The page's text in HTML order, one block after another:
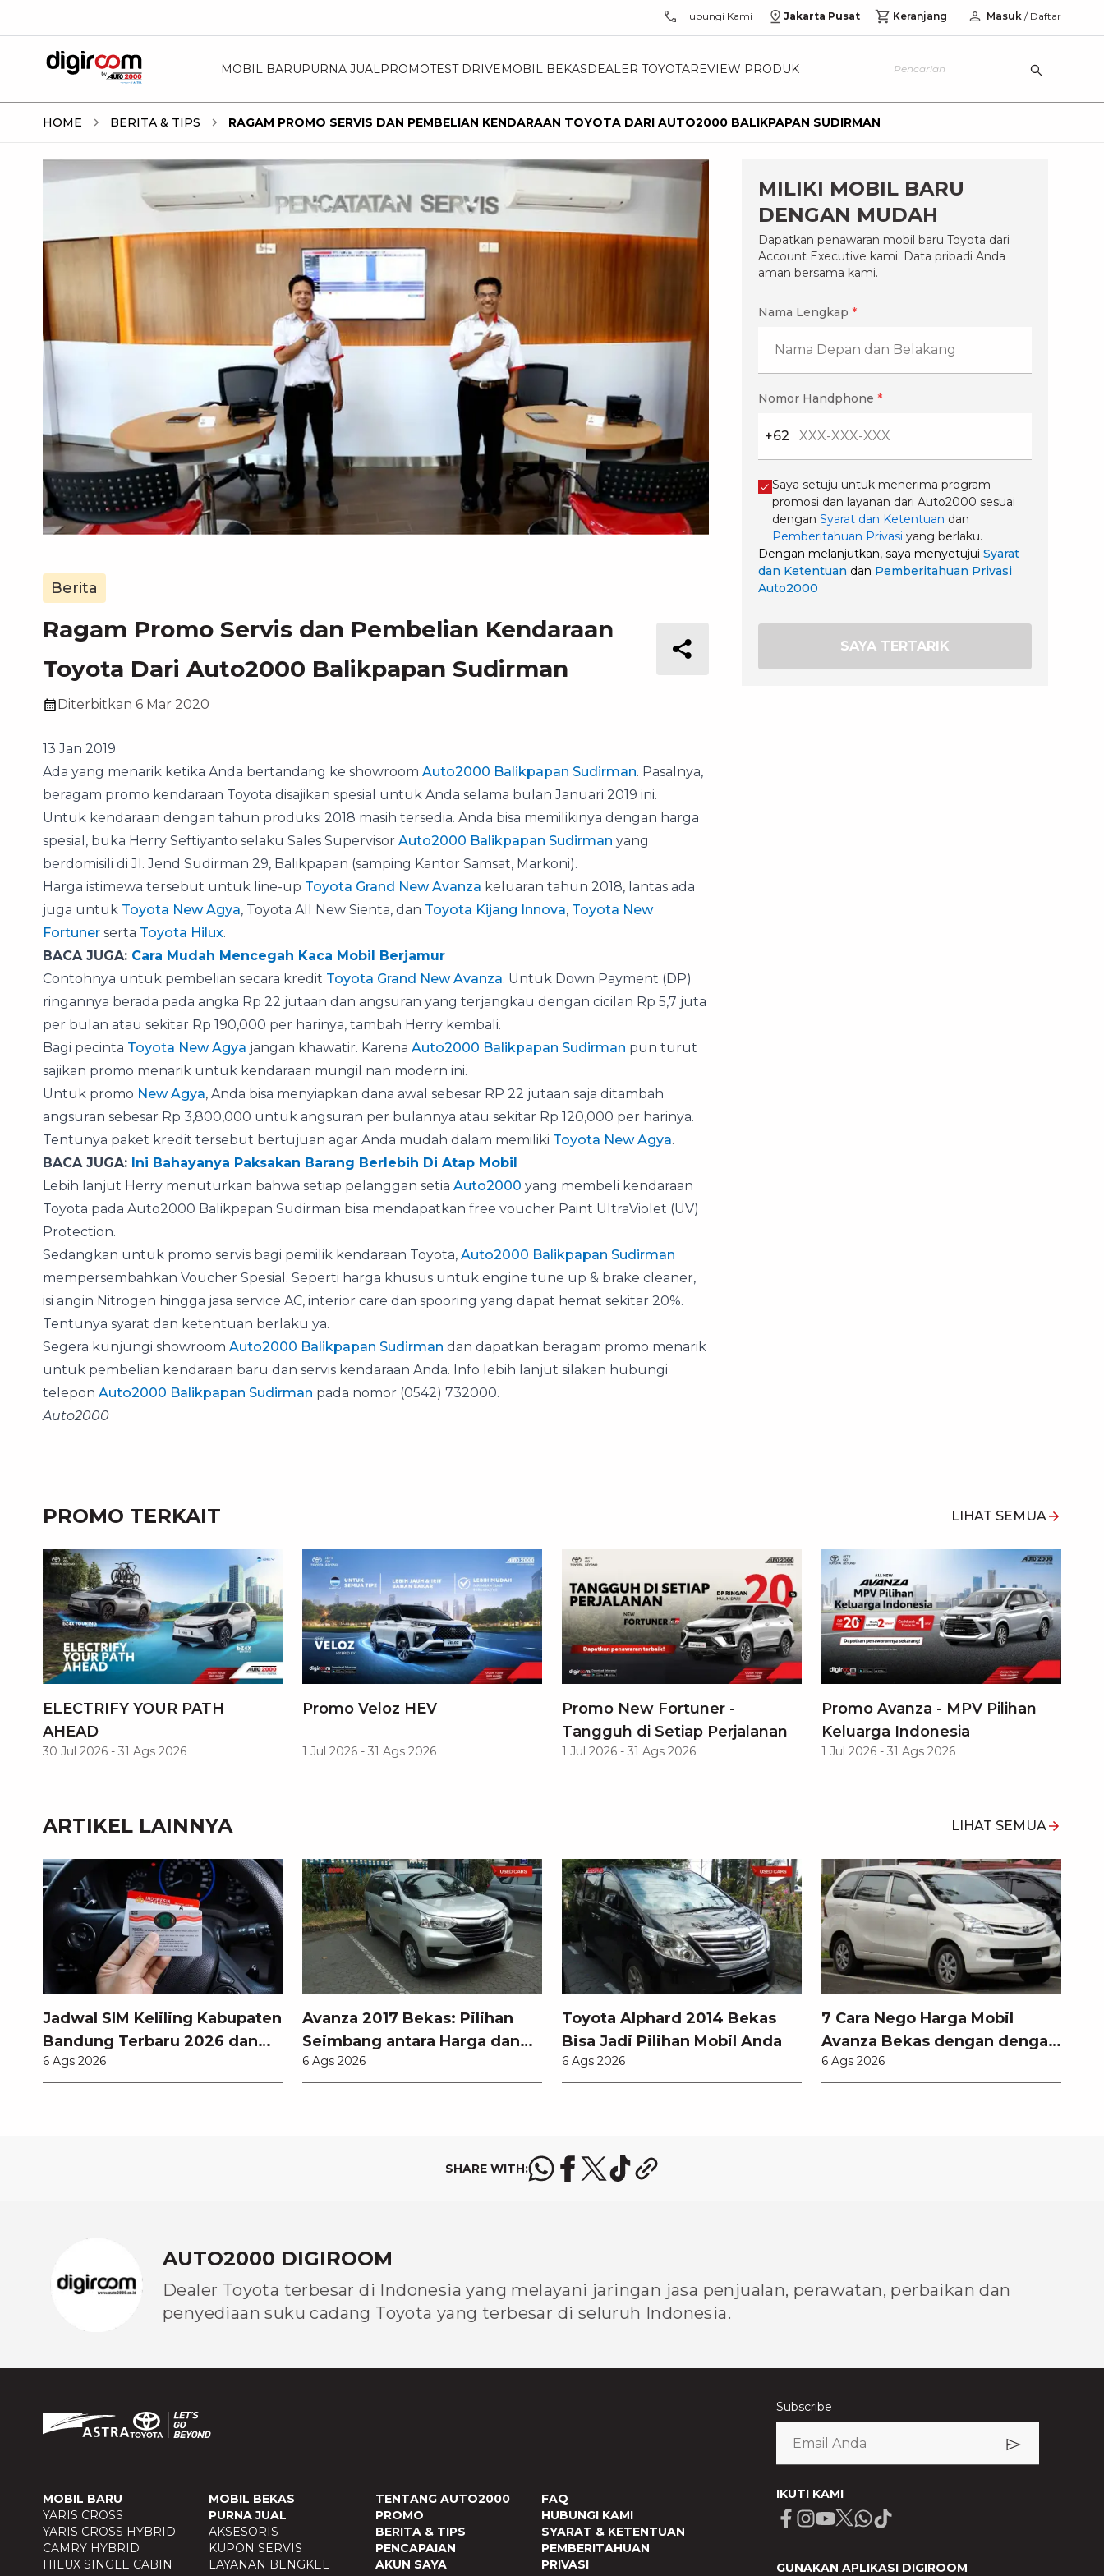
Hubungi Kami Jakarta Pusat Keranjang Masuk / Daftar
MOBIL BARUPURNA JUAL PROMOTEST DRIVEMOBIL BEKASDEALER TOYOTAREVIEW PRODUK
HOME BERITA & TIPS RAGAM PROMO SERVIS DAN PEMBELIAN KENDARAAN TOYOTA DARI AUTO2000 BALIKPAPAN SUDIRMAN
Berita
Ragam Promo Servis dan Pembelian Kendaraan
Toyota Dari Auto2000 Balikpapan Sudirman
Diterbitkan 6 Mar 2020
13 Jan 2019
Ada yang menarik ketika Anda bertandang ke showroom Auto2000 Balikpapan Sudirman. Pasalnya,
beragam promo kendaraan Toyota disajikan spesial untuk Anda selama bulan Januari 2019 ini.
Untuk kendaraan dengan tahun produksi 2018 masih tersedia. Anda bisa memilikinya dengan harga
spesial, buka Herry Seftiyanto selaku Sales Supervisor Auto2000 Balikpapan Sudirman yang
berdomisili di Jl. Jend Sudirman 29, Balikpapan (samping Kantor Samsat, Markoni).
Harga istimewa tersebut untuk line-up Toyota Grand New Avanza keluaran tahun 2018, lantas ada
juga untuk Toyota New Agya, Toyota All New Sienta, dan Toyota Kijang Innova, Toyota New
Fortuner serta Toyota Hilux.
BACA JUGA: Cara Mudah Mencegah Kaca Mobil Berjamur
Contohnya untuk pembelian secara kredit Toyota Grand New Avanza. Untuk Down Payment (DP)
ringannya berada pada angka Rp 22 jutaan dan angsuran yang terjangkau dengan cicilan Rp 5,7 juta
per bulan atau sekitar Rp 190,000 per harinya, tambah Herry kembali.
Bagi pecinta Toyota New Agya jangan khawatir. Karena Auto2000 Balikpapan Sudirman pun turut
sajikan promo menarik untuk kendaraan mungil nan modern ini.
Untuk promo New Agya, Anda bisa menyiapkan dana awal sebesar RP 22 jutaan saja ditambah
angsuran sebesar Rp 3,800,000 untuk angsuran per bulannya atau sekitar Rp 120,000 per harinya.
Tentunya paket kredit tersebut bertujuan agar Anda mudah dalam memiliki Toyota New Agya.
BACA JUGA: Ini Bahayanya Paksakan Barang Berlebih Di Atap Mobil
Lebih lanjut Herry menuturkan bahwa setiap pelanggan setia Auto2000 yang membeli kendaraan
Toyota pada Auto2000 Balikpapan Sudirman bisa mendapatkan free voucher Paint UltraViolet (UV)
Protection.
Sedangkan untuk promo servis bagi pemilik kendaraan Toyota, Auto2000 Balikpapan Sudirman
mempersembahkan Voucher Spesial. Seperti harga khusus untuk engine tune up & brake cleaner,
isi angin Nitrogen hingga jasa service AC, interior care dan spooring yang dapat hemat sekitar 20%.
Tentunya syarat dan ketentuan berlaku ya.
Segera kunjungi showroom Auto2000 Balikpapan Sudirman dan dapatkan beragam promo menarik
untuk pembelian kendaraan baru dan servis kendaraan Anda. Info lebih lanjut silakan hubungi
telepon Auto2000 Balikpapan Sudirman pada nomor (0542) 732000.
Auto2000
MILIKI MOBIL BARU
DENGAN MUDAH
Dapatkan penawaran mobil baru Toyota dari
Account Executive kami. Data pribadi Anda
aman bersama kami.
Nama Lengkap *
Nomor Handphone *
+62
Saya setuju untuk menerima program
promosi dan layanan dari Auto2000 sesuai
dengan Syarat dan Ketentuan dan
Pemberitahuan Privasi yang berlaku.
Dengan melanjutkan, saya menyetujui Syarat
dan Ketentuan dan Pemberitahuan Privasi
Auto2000
SAYA TERTARIK
PROMO TERKAIT LIHAT SEMUA
ELECTRIFY YOUR PATH
AHEAD
30 Jul 2026 - 31 Ags 2026
Promo Veloz HEV
1 Jul 2026 - 31 Ags 2026
Promo New Fortuner -
Tangguh di Setiap Perjalanan
1 Jul 2026 - 31 Ags 2026
Promo Avanza - MPV Pilihan
Keluarga Indonesia
1 Jul 2026 - 31 Ags 2026
ARTIKEL LAINNYA LIHAT SEMUA
Jadwal SIM Keliling Kabupaten
Bandung Terbaru 2026 dan
Lokasinya
6 Ags 2026
Avanza 2017 Bekas: Pilihan
Seimbang antara Harga dan
Fitur Modern
6 Ags 2026
Toyota Alphard 2014 Bekas
Bisa Jadi Pilihan Mobil Anda
6 Ags 2026
7 Cara Nego Harga Mobil
Avanza Bekas dengan dengan
Teknik Jitu Anti Rugi!
6 Ags 2026
SHARE WITH:
AUTO2000 DIGIROOM
Dealer Toyota terbesar di Indonesia yang melayani jaringan jasa penjualan, perawatan, perbaikan dan
penyediaan suku cadang Toyota yang terbesar di seluruh Indonesia.
MOBIL BARU
YARIS CROSS
YARIS CROSS HYBRID
CAMRY HYBRID
HILUX SINGLE CABIN
MOBIL BEKAS
PURNA JUAL
AKSESORIS
KUPON SERVIS
LAYANAN BENGKEL
TENTANG AUTO2000
PROMO
BERITA & TIPS
PENCAPAIAN
AKUN SAYA
FAQ
HUBUNGI KAMI
SYARAT & KETENTUAN
PEMBERITAHUAN
PRIVASI
Subscribe
IKUTI KAMI
Facebook
Instagram
Youtube
X Whatsapp
Tiktok
GUNAKAN APLIKASI DIGIROOM